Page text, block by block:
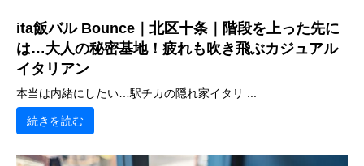
ita飯バル Bounce｜北区十条｜階段を上った先に
は…大人の秘密基地！疲れも吹き飛ぶカジュアル
イタリアン
本当は内緒にしたい…駅チカの隠れ家イタリ ...
続きを読む